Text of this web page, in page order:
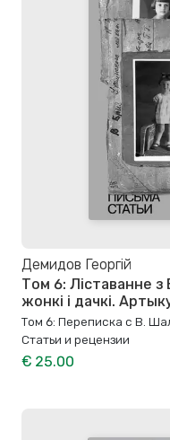
Демидов Георгій
Том 6: Ліставанне
жонкі і дачкі.
Том 6: Переписка с В.
Статьи и рецензии
€ 25.00